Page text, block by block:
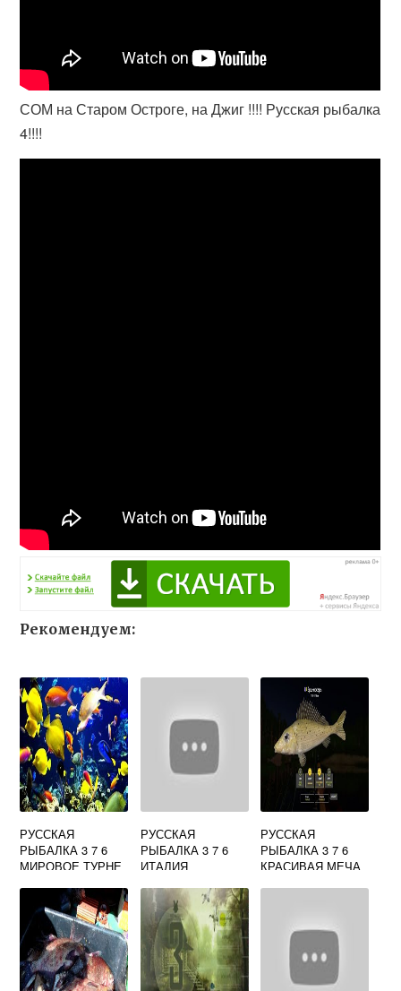
СОМ на Старом Остроге, на Джиг !!!! Русская рыбалка
4!!!!
Рекомендуем:
РУССКАЯ
РЫБАЛКА 3 7 6
МИРОВОЕ ТУРНЕ
РУССКАЯ
РЫБАЛКА 3 7 6
ИТАЛИЯ
РУССКАЯ
РЫБАЛКА 3 7 6
КРАСИВАЯ МЕЧА